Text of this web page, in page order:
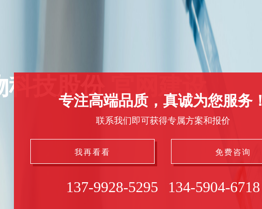
科技股份 官网建设
专注高端品质，真诚为您服务！
联系我们即可获得专属方案和报价
我再看看 免费咨询
137-9928-5295 134-5904-6718